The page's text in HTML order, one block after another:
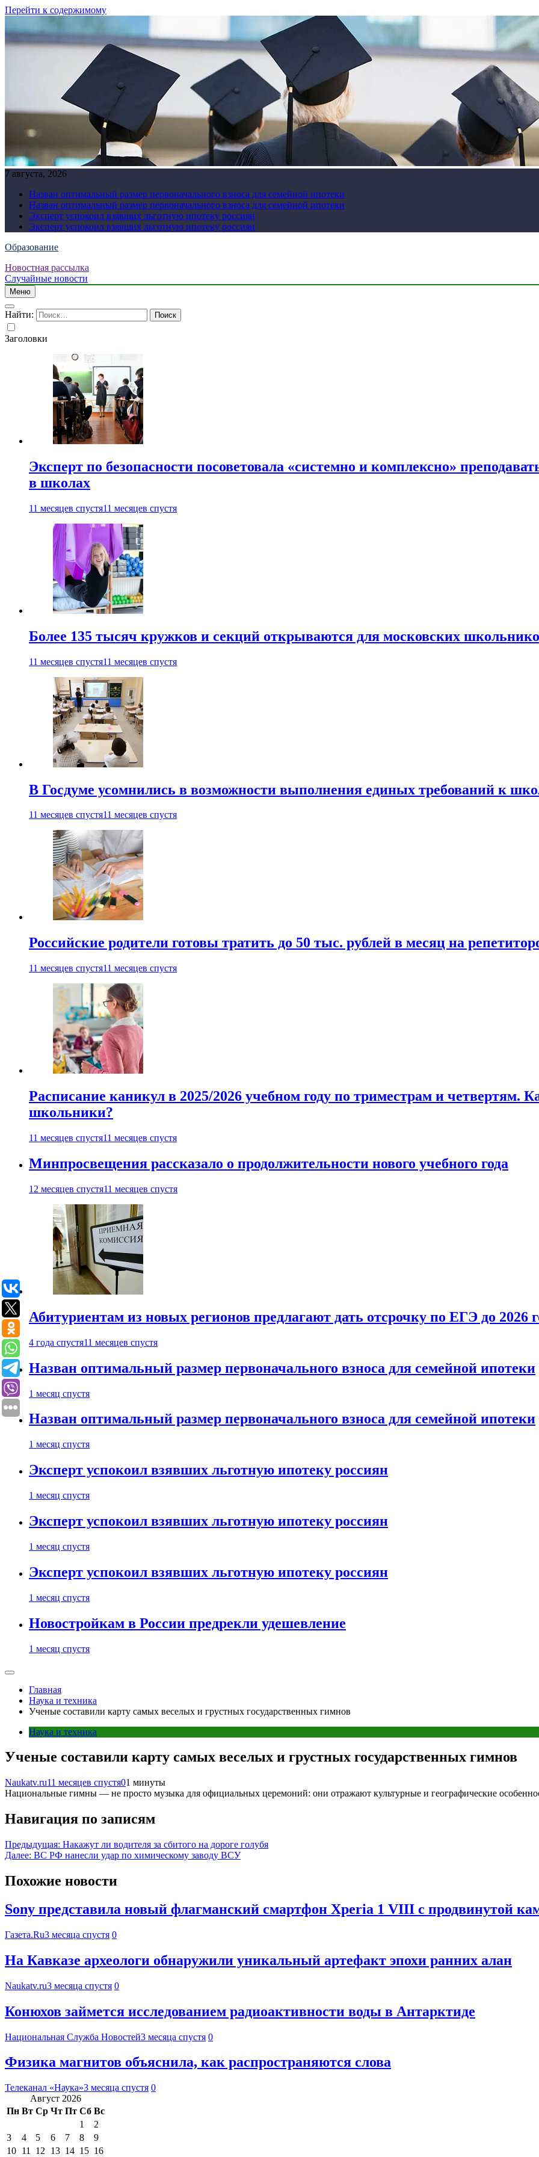
Перейти к содержимому
7 августа, 2026
Назван оптимальный размер первоначального взноса для семейной ипотеки
Назван оптимальный размер первоначального взноса для семейной ипотеки
Эксперт успокоил взявших льготную ипотеку россиян
Эксперт успокоил взявших льготную ипотеку россиян
Образование
Новостная рассылка
Случайные новости
Меню
Найти:
Заголовки
Эксперт по безопасности посоветовала «системно и комплексно»
в школах
11 месяцев спустя11 месяцев спустя
Более 135 тысяч кружков и секций открываются для московских
11 месяцев спустя11 месяцев спустя
В Госдуме усомнились в возможности выполнения единых требований к
11 месяцев спустя11 месяцев спустя
Российские родители готовы тратить до 50 тыс. рублей в месяц на
11 месяцев спустя11 месяцев спустя
Расписание каникул в 2025/2026 учебном году по триместрам и четвертям.
школьники?
11 месяцев спустя11 месяцев спустя
Минпросвещения рассказало о продолжительности нового учебного года
12 месяцев спустя11 месяцев спустя
Абитуриентам из новых регионов предлагают дать отсрочку по ЕГЭ до 2026
4 года спустя11 месяцев спустя
Назван оптимальный размер первоначального взноса для семейной ипотеки
1 месяц спустя
Назван оптимальный размер первоначального взноса для семейной ипотеки
1 месяц спустя
Эксперт успокоил взявших льготную ипотеку россиян
1 месяц спустя
Эксперт успокоил взявших льготную ипотеку россиян
1 месяц спустя
Эксперт успокоил взявших льготную ипотеку россиян
1 месяц спустя
Новостройкам в России предрекли удешевление
1 месяц спустя
Главная
Наука и техника
Ученые составили карту самых веселых и грустных государственных гимнов
Наука и техника
Ученые составили карту самых веселых и грустных государственных гимнов
Naukatv.ru11 месяцев спустя01 минуты
Национальные гимны — не просто музыка для официальных церемоний: они отражают культурные и географические
Навигация по записям
Предыдущая: Накажут ли водителя за сбитого на дороге голубя
Далее: ВС РФ нанесли удар по химическому заводу ВСУ
Похожие новости
Sony представила новый флагманский смартфон Xperia 1 VIII с продвинутой
Газета.Ru3 месяца спустя 0
На Кавказе археологи обнаружили уникальный артефакт эпохи ранних алан
Naukatv.ru3 месяца спустя 0
Конюхов займется исследованием радиоактивности воды в Антарктиде
Национальная Служба Новостей3 месяца спустя 0
Физика магнитов объяснила, как распространяются слова
Телеканал «Наука»3 месяца спустя 0
Август 2026
Пн Вт Ср Чт Пт Сб Вс
1
2
3
4 5 6 7 8
9
10 11 12 13 14 15 16